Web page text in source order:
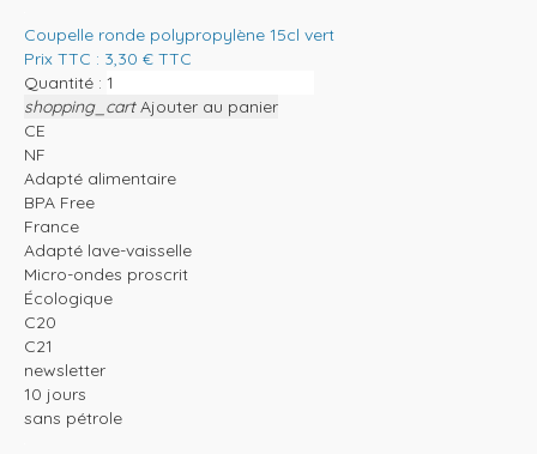
Coupelle ronde polypropylène 15cl vert
Prix TTC : 3,30 € TTC
Quantité :
shopping_cart Ajouter au panier
CE
NF
Adapté alimentaire
BPA Free
France
Adapté lave-vaisselle
Micro-ondes proscrit
Écologique
C20
C21
newsletter
10 jours
sans pétrole